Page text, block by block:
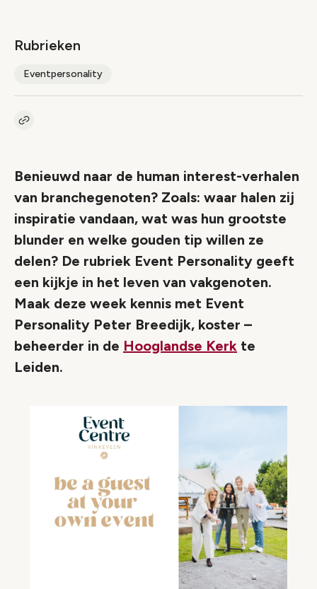
Rubrieken
Eventpersonality
Kopieer link naar artikel
Benieuwd naar de human interest-verhalen
van branchegenoten? Zoals: waar halen zij
inspiratie vandaan, wat was hun grootste
blunder en welke gouden tip willen ze
delen? De rubriek Event Personality geeft
een kijkje in het leven van vakgenoten.
Maak deze week kennis met Event
Personality Peter Breedijk, koster –
beheerder in de Hooglandse Kerk te
Leiden.